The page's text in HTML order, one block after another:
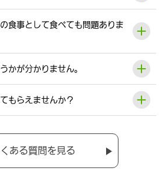
食事として食べても問題ありま
かが分かりません。
もらえませんか？
ある質問を見る